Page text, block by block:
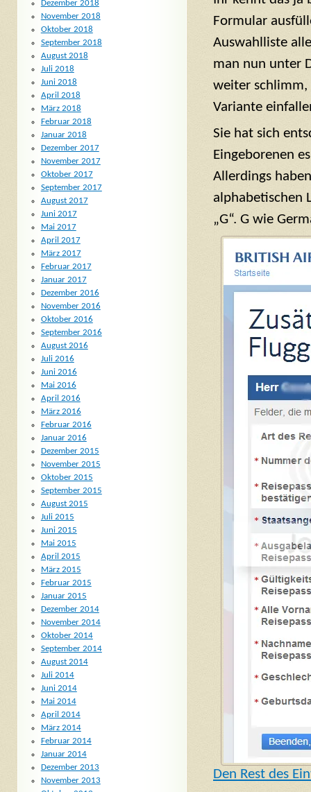
Formular
Auswahlliste
man nun unter
weiter schlimm,
Variante
Sie hat sich
Eingeborenen
Allerdings
alphabetischen
„G“. G wie
Den Rest des
Dezember 2018
November 2018
Oktober 2018
September 2018
August 2018
Juli 2018
Juni 2018
April 2018
März 2018
Februar 2018
Januar 2018
Dezember 2017
November 2017
Oktober 2017
September 2017
August 2017
Juni 2017
Mai 2017
April 2017
März 2017
Februar 2017
Januar 2017
Dezember 2016
November 2016
Oktober 2016
September 2016
August 2016
Juli 2016
Juni 2016
Mai 2016
April 2016
März 2016
Februar 2016
Januar 2016
Dezember 2015
November 2015
Oktober 2015
September 2015
August 2015
Juli 2015
Juni 2015
Mai 2015
April 2015
März 2015
Februar 2015
Januar 2015
Dezember 2014
November 2014
Oktober 2014
September 2014
August 2014
Juli 2014
Juni 2014
Mai 2014
April 2014
März 2014
Februar 2014
Januar 2014
Dezember 2013
November 2013